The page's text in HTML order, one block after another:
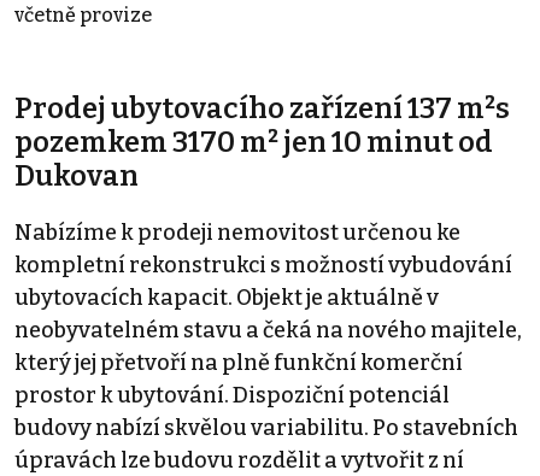
včetně provize
Prodej ubytovacího zařízení 137 m²s
pozemkem 3170 m² jen 10 minut od
Dukovan
Nabízíme k prodeji nemovitost určenou ke
kompletní rekonstrukci s možností vybudování
ubytovacích kapacit. Objekt je aktuálně v
neobyvatelném stavu a čeká na nového majitele,
který jej přetvoří na plně funkční komerční
prostor k ubytování. Dispoziční potenciál
budovy nabízí skvělou variabilitu. Po stavebních
úpravách lze budovu rozdělit a vytvořit z ní